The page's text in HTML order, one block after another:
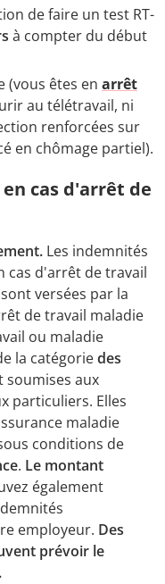
de faire un test RT-
à compter du début
(vous êtes en arrêt
au télétravail, ni
renforcées sur
en chômage partiel).
cas d'arrêt de
Les indemnités
cas d'arrêt de travail
versées par la
de travail maladie
ou maladie
la catégoriedes
soumises aux
particuliers. Elles
maladie
conditions de
. Le montant
également
employeur. Des
prévoir le